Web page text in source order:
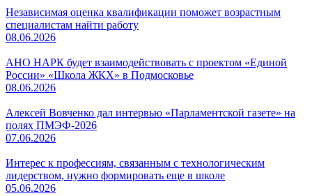
Независимая оценка квалификации поможет возрастным
специалистам найти работу
08.06.2026
АНО НАРК будет взаимодействовать с проектом «Единой
России» «Школа ЖКХ» в Подмосковье
08.06.2026
Алексей Вовченко дал интервью «Парламентской газете» на
полях ПМЭФ-2026
07.06.2026
Интерес к профессиям, связанным с технологическим
лидерством, нужно формировать еще в школе
05.06.2026